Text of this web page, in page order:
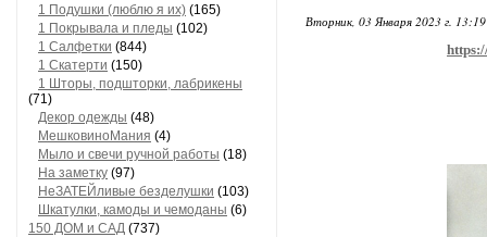
1 Подушки (люблю я их) (165)
1 Покрывала и пледы (102)
1 Салфетки (844)
1 Скатерти (150)
1 Шторы, подшторки, лабрикены
(71)
Декор одежды (48)
МешковиноМания (4)
Мыло и свечи ручной работы (18)
На заметку (97)
НеЗАТЕЙливые безделушки (103)
Шкатулки, камоды и чемоданы (6)
150 ДОМ и САД (737)
Вторник, 03 Января 2023 г.